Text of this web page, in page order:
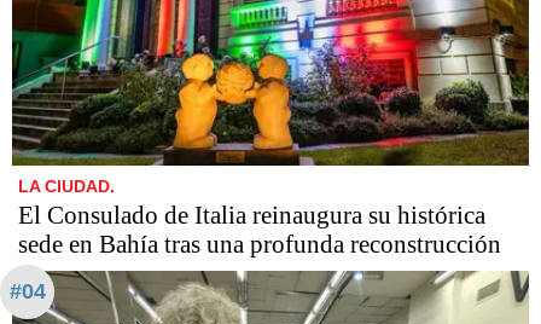
LA CIUDAD.
El Consulado de Italia reinaugura su histórica
sede en Bahía tras una profunda reconstrucción
#04